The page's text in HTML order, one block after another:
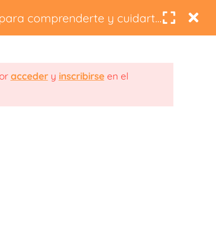
Blog 0
comprenderte y cuidarte
accedery inscribirseen el